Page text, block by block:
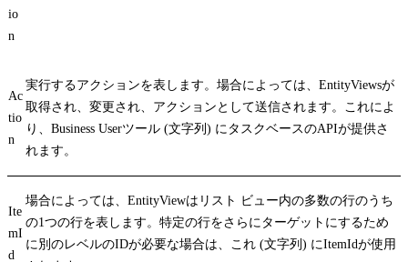
io
n
Ac
tio
n
実行するアクションを表します。場合によっては、EntityViewsが
取得され、変更され、アクションとして送信されます。これによ
り、Business Userツール (文字列) にタスクベースのAPIが提供さ
れます。
Ite
mI
d
場合によっては、EntityViewはリスト ビュー内の多数の行のうち
の1つの行を表します。特定の行をさらにターゲットにするため
に別のレベルのIDが必要な場合は、これ (文字列) にItemIdが使用